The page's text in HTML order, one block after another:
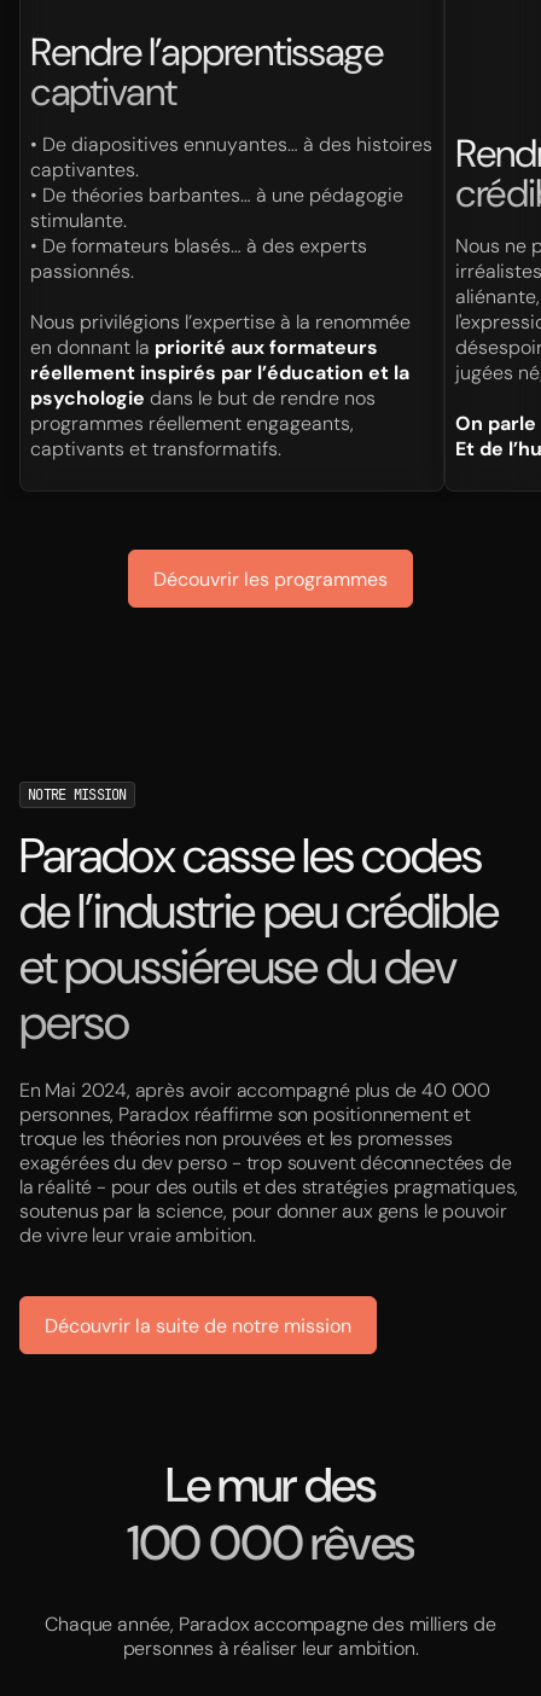
Rendre l’apprentissage
captivant
• De diapositives ennuyantes… à des histoires
captivantes.
• De théories barbantes… à une pédagogie
stimulante.
• De formateurs blasés… à des experts
passionnés.
Nous privilégions l’expertise à la renommée
en donnant la priorité aux formateurs
réellement inspirés par l’éducation et la
psychologie dans le but de rendre nos
programmes réellement engageants,
captivants et transformatifs.
Nous ne
jugées
On parle
Et de
Découvrir les programmes
NOTRE MISSION
Paradox casse les codes
de l’industrie peu crédible
et poussiéreuse du dev
perso
En Mai 2024, après avoir accompagné plus de 40 000
personnes, Paradox réaffirme son positionnement et
troque les théories non prouvées et les promesses
exagérées du dev perso - trop souvent déconnectées de
la réalité - pour des outils et des stratégies pragmatiques,
soutenus par la science, pour donner aux gens le pouvoir
de vivre leur vraie ambition.
Découvrir la suite de notre mission
Le mur des
100 000 rêves
Chaque année, Paradox accompagne des milliers de
personnes à réaliser leur ambition.